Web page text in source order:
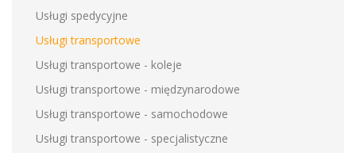
Usługi spedycyjne
Usługi transportowe
Usługi transportowe - koleje
Usługi transportowe - międzynarodowe
Usługi transportowe - samochodowe
Usługi transportowe - specjalistyczne